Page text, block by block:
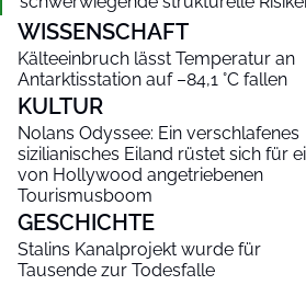
WISSENSCHAFT
Kälteeinbruch lässt Temperatur an
Antarktisstation auf –84,1 °C fallen
KULTUR
Nolans Odyssee: Ein verschlafenes
sizilianisches Eiland rüstet sich für
von Hollywood angetriebenen
Tourismusboom
GESCHICHTE
Stalins Kanalprojekt wurde für
Tausende zur Todesfalle